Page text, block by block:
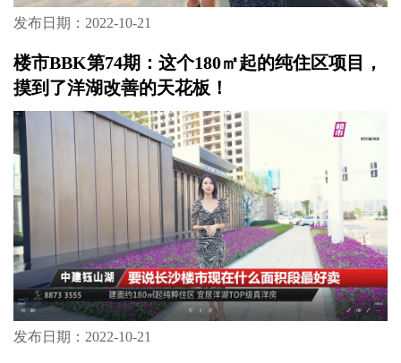
发布日期：2022-10-21
楼市BBK第74期：这个180㎡起的纯住区项目，
摸到了洋湖改善的天花板！
发布日期：2022-10-21